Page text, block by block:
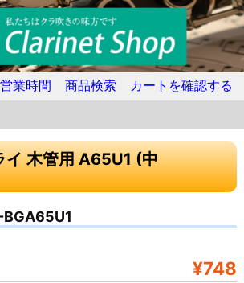
営業時間 商品検索 カートを確認する
イ 木管用 A65U1 (中
BGA65U1
¥748